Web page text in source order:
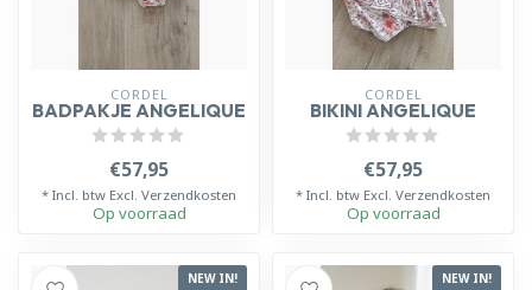
CORDEL
BADPAKJE ANGELIQUE
€57,95
* Incl. btw Excl. Verzendkosten
Op voorraad
CORDEL
BIKINI ANGELIQUE
€57,95
* Incl. btw Excl. Verzendkosten
Op voorraad
NEW IN! NEW IN!